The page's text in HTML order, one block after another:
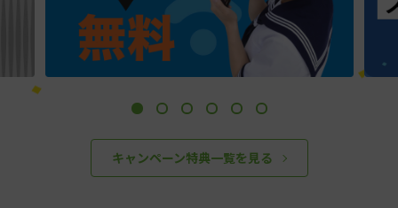
キャンペーン特典一覧を見る